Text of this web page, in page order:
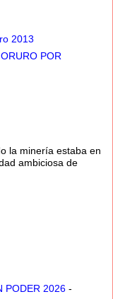
2013
POR
la minería estaba en
ambiciosa de
PODER 2026 -